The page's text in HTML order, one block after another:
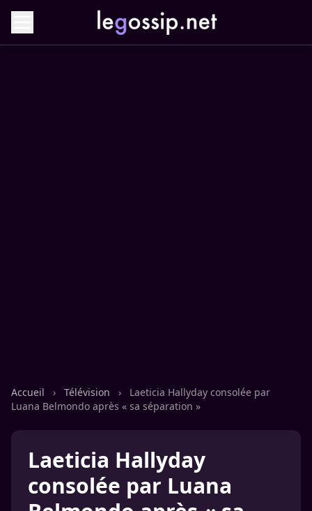
Accueil › Télévision ›
Laeticia Hallyday consolée par
Luana Belmondo après « sa séparation »
Laeticia Hallyday
consolée par Luana